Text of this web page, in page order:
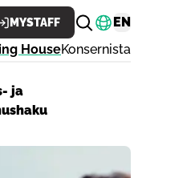
MYSTAFF Vaihda
EN
HouseKonsernista
ja